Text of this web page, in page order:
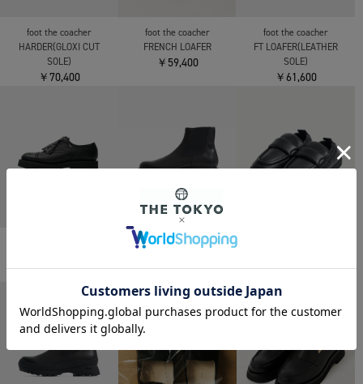
foot the coacher
HARDER(GLOXI CUT
SOLE)
￥70,400
foot the coacher
FRENCH LOAFER
￥59,400
foot the coacher
FT LOAFER(LEATHER
SOLE)
￥61,600
￥85,800
foot the coacher
￥75,900 ￥33,000